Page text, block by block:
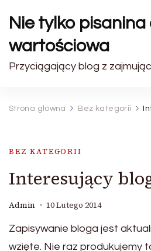
Nie tylko pisanina
wartościowa
Przyciągający blog z
Strona główna Bez kategorii
BEZ KATEGORII
Interesujący
Admin 10 Lutego 2014
Zapisywanie bloga jest
wzięte. Nie raz produkujemy